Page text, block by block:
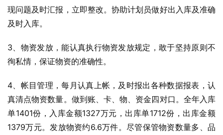
现问题及时汇报，立即整改。协助计划员做好出入库及准确
及时入库。
3、物资发放，能认真执行物资发放规定，敢于坚持原则不
徇私情，保证物资的准确性。
4、帐目管理，每月认真上帐，及时报出各种数据报表，认
真清点物资数量。做到账、卡、物、资金四对口。全年入库
单1401份，入库金额1327万元，出库单1712份，出库金额
1379万元。发放物资约6.6万件。尽管保管物资数量多、品